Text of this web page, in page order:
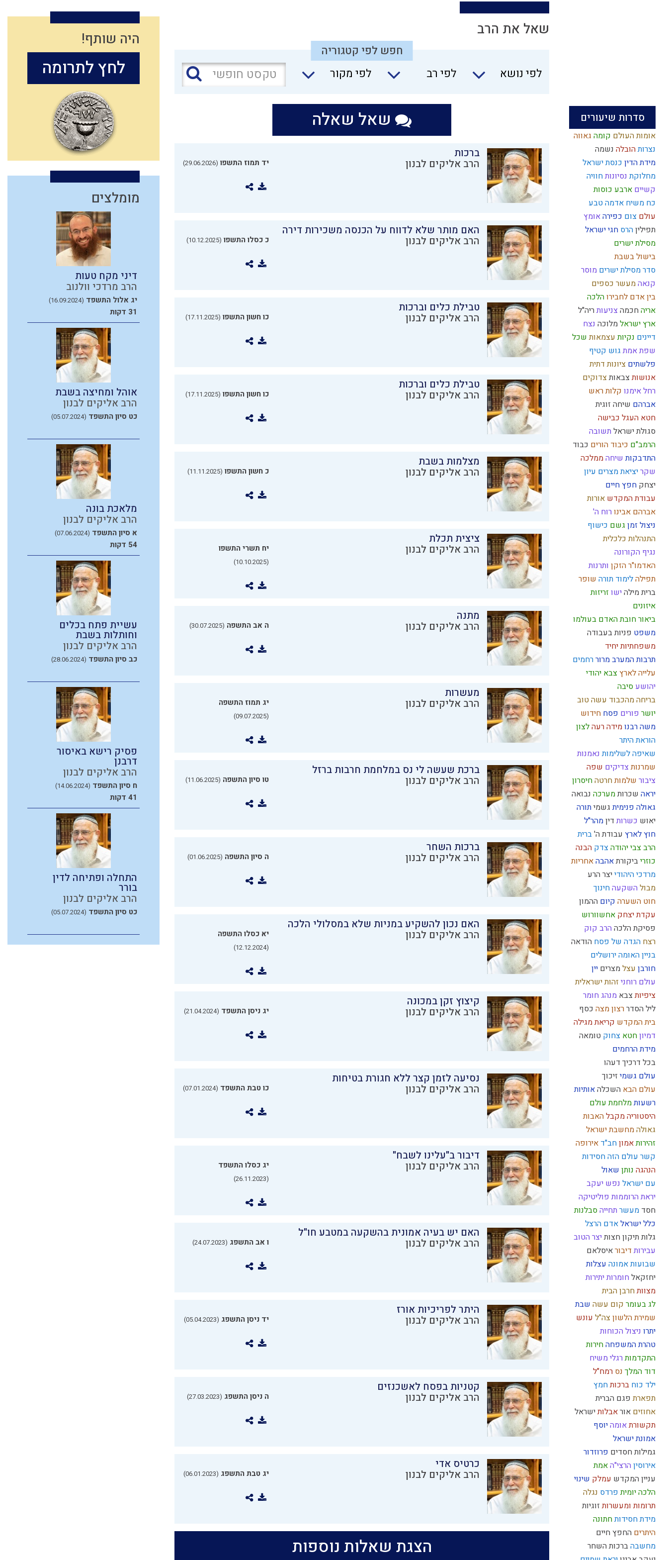
סדרות שיעורים
אומות העולם קומה גאווה
נצרותהובלה נשמה
מידת הדין כנסת ישראל
מחלוקתנסיונותחוויה
קשיים ארבע כוסות
כח משיח אדמהטבע
עולם צום כפירהאומץ
תפיליןהרס חגי ישראל
מסילת ישרים
בישול בשבת
סדר מסילת ישרים מוסר
קנאהמעשר כספים
בין אדם לחבירוהלכה
אריהחכמה צניעותריה"ל
ארץ ישראלמלוכה נצח
דיינים נקיותעצמאותשכל
שפת אמת גוש קטיף
פלשתים ציונות דתית
אנושותצבאותצדוקים
רחל אימנו קלות ראש
אברהם שיחה זוגית
חטא העגל כבישה
סגולת ישראל תשובה
הרמב"ם כיבוד הורים כבוד
התדבקות שיחהממלכה
שקריציאת מצרים עיון
יצחק חפץ חיים
עבודת המקדש אורות
אברהם אבינורוח ה'
ניצול זמן גשם כישוף
התנהלות כלכלית
נגיף הקורונה
האדמו"ר הזקן ותרנות
תפילהלימוד תורה שופר
ברית מילהישו זריזות
איזונים
ביאור חובת האדם בעולמו
משפט פניות בעבודה
משפחתיותיחיד
תרבות המערבמרוררחמים
עלייה לארץצבא יהודי
יהושע סיבה
בריחה מהכבוד עשה טוב
יושר פורים פסח חידוש
משה רבנומידה רעהלצון
הוראת היתר
שאיפה לשלימותנאמנות
שמרנותצדיקים שפה
ציבור שלמותחרטהחיסרון
יראה שכרותמערכה נבואה
גאולה פנימיתגשמיתורה
יאוש כשרות דיןמהר"ל
חוץ לארץ עבודת ה'ברית
הרב צבי יהודהצדק הבנה
כוזריביקורתאהבהאחריות
מרדכי היהודייצר הרע
מבול השקעהחינוך
חוט השערה קיום ההמון
עקדת יצחק אחשוורוש
פסיקת הלכה הרב קוק
רצח הגדה של פסח הודאה
בניין האומהירושלים
חורבן עצלמצרים יין
עולם רוחני זהות ישראלית
ציפיותצבא מנהג חומר
ליל הסדררצוןמצה כסף
בית המקדש קריאת מגילה
דמיוןחטא צחוק טומאה
מידת הרחמים
בכל דרכיך דעהו
עולם גשמי זיכוך
עולם הבא השכלהאותיות
רשעותמלחמת עולם
היסטוריהמקבלהאבות
גאולהמחשבת ישראל
זהירותאמוןחב"ד אירופה
קשר עולם הזהחסידות
הנהגה נותן שאול
עם ישראל נפש יעקב
יראת הרוממות פוליטיקה
חסד מעשר תחייהסבלנות
כלל ישראלאדם הרצל
גלותתיקון חצותיצר הטוב
עבירות דיבוראיסלאם
שבועותאמונה עצלות
יחזקאל חומרות יתירות
מצוותחרבן הבית
לג בעומר קום עשה שבת
שמירת הלשוןצה"ל עונש
יתרו ניצול הכוחות
טהרת המשפחהחירות
התקדמותרגלי משיח
דוד המלך נס רמח"ל
ילד כוח ברכותחמץ
תפארתפגם הברית
אחוזים אוראבלותישראל
תקשורתאומהיוסף
אמונת ישראל
גמילות חסדים פרוזדור
אירוסין הרצי"האמת
עניין המקדש עמלק שינוי
הלכה יומיתפרדס נגלה
תרומות ומעשרותזוגיות
מידת חסידותחתונה
היתרים החפץ חיים
מחשבהברכות השחר
שאל את הרב
חפש לפי קטגוריה
לפי נושא
לפי רב לפי מקור
שאל שאלה
ברכות
הרב אליקים לבנון יד תמוז התשפו (29.06.2026)
האם מותר שלא לדווח על הכנסה משכירות דירה
הרב אליקים לבנון כ כסלו התשפו (10.12.2025)
טבילת כלים וברכות
הרב אליקים לבנון כו חשון התשפו (17.11.2025)
טבילת כלים וברכות
הרב אליקים לבנון כו חשון התשפו (17.11.2025)
מצלמות בשבת
הרב אליקים לבנון כ חשון התשפו (11.11.2025)
ציצית תכלת
הרב אליקים לבנון יח תשרי התשפו
(10.10.2025)
מתנה
הרב אליקים לבנון ה אב התשפה (30.07.2025)
מעשרות
הרב אליקים לבנון יג תמוז התשפה
(09.07.2025)
ברכת שעשה לי נס במלחמת חרבות ברזל
הרב אליקים לבנון טו סיון התשפה (11.06.2025)
ברכות השחר
הרב אליקים לבנון ה סיון התשפה (01.06.2025)
האם נכון להשקיע במניות שלא במסלולי הלכה
הרב אליקים לבנון יא כסלו התשפה
(12.12.2024)
קיצוץ זקן במכונה
הרב אליקים לבנון יג ניסן התשפד (21.04.2024)
נסיעה לזמן קצר ללא חגורת בטיחות
הרב אליקים לבנון כו טבת התשפד (07.01.2024)
דיבור ב"עלינו לשבח"
הרב אליקים לבנון יג כסלו התשפד
(26.11.2023)
האם יש בעיה אמונית בהשקעה במטבע חו"ל
הרב אליקים לבנון ו אב התשפג (24.07.2023)
היתר לפריכיות אורז
הרב אליקים לבנון יד ניסן התשפג (05.04.2023)
קטניות בפסח לאשכנזים
הרב אליקים לבנון ה ניסן התשפג (27.03.2023)
כרטיס אדי
הרב אליקים לבנון יג טבת התשפג (06.01.2023)
הצגת שאלות נוספות
היה שותף!
לחץ לתרומה
מומלצים
דיני מקח טעות
הרב מרדכי וולנוב
יג אלול התשפד (16.09.2024)
31 דקות
אוהל ומחיצה בשבת
הרב אליקים לבנון
כט סיון התשפד (05.07.2024)
מלאכת בונה
הרב אליקים לבנון
א סיון התשפד (07.06.2024)
54 דקות
עשיית פתח בכלים
וחותלות בשבת
הרב אליקים לבנון
כב סיון התשפד (28.06.2024)
פסיק רישא באיסור
דרבנן
הרב אליקים לבנון
ח סיון התשפד (14.06.2024)
41 דקות
התחלה ופתיחה לדין
בורר
הרב אליקים לבנון
כט סיון התשפד (05.07.2024)